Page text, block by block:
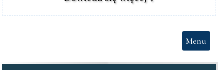
Menu